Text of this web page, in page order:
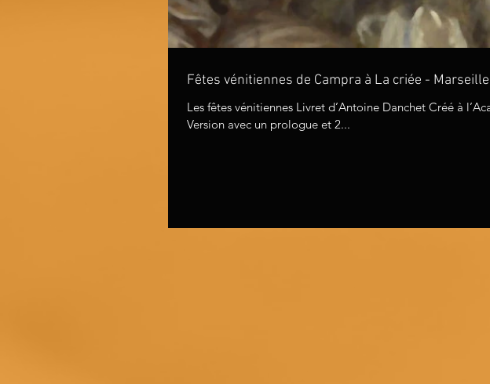
Fêtes vénitiennes de Campra à La criée - Marseille
Les fêtes vénitiennes Livret d’Antoine Danchet Créé à l’Académie royale de Musique le 17 juin 1710.
Version avec un prologue et 2...